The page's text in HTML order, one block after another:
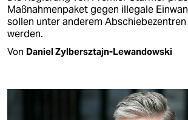
Maßnahmenpaket gegen illegale
sollen unter anderem
werden.
Von Daniel Zylbersztajn-Lewandowski